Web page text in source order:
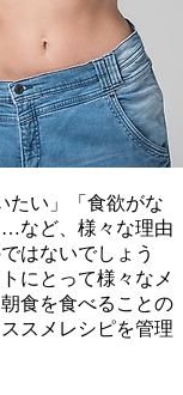
たい」「食欲がな
など、様々な理由
はないでしょう
にとって様々なメ
食を食べることの
スメレシピを管理